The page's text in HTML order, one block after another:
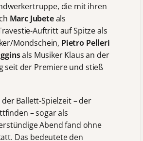
die mit ihren
Marc Jubeteals
Auftritt auf Spitze als
Mondschein, Pietro Pelleri
als Musiker Klaus an der
seit der Premiere und stieß
Ballett-Spielzeit – der
– sogar als
Abend fand ohne
Das bedeutete den